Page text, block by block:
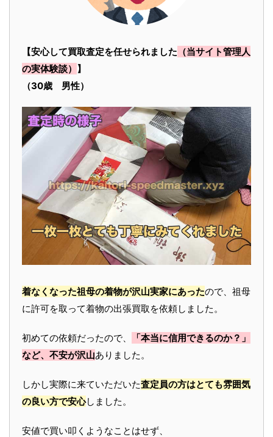
【安心して買取査定を任せられました （当サイト管理人
の実体験談） 】
（30歳 男性）
着なくなった祖母の着物が沢山実家にあったので、祖母
に許可を取って着物の出張買取を依頼しました。
初めての依頼だったので、
「本当に信用できるのか？」
など、不安が沢山ありました。
しかし実際に来ていただいた査定員の方はとても雰囲気
の良い方で安心しました。
安値で買い叩くようなことはせず、